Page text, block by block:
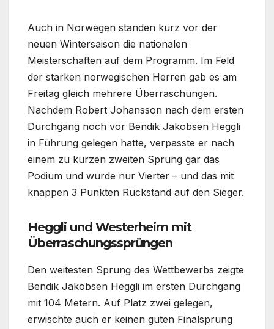
Auch in Norwegen standen kurz vor der
neuen Wintersaison die nationalen
Meisterschaften auf dem Programm. Im Feld
der starken norwegischen Herren gab es am
Freitag gleich mehrere Überraschungen.
Nachdem Robert Johansson nach dem ersten
Durchgang noch vor Bendik Jakobsen Heggli
in Führung gelegen hatte, verpasste er nach
einem zu kurzen zweiten Sprung gar das
Podium und wurde nur Vierter – und das mit
knappen 3 Punkten Rückstand auf den Sieger.
Heggli und Westerheim mit
Überraschungssprüngen
Den weitesten Sprung des Wettbewerbs zeigte
Bendik Jakobsen Heggli im ersten Durchgang
mit 104 Metern. Auf Platz zwei gelegen,
erwischte auch er keinen guten Finalsprung